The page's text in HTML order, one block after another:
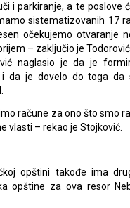
i parkiranje, a te poslove
sistematizovanih 17
očekujemo otvaranje
– zaključio je Todorović.
naglasio je da je
i da je dovelo do toga da
račune za ono što smo
vlasti – rekao je Stojković.
opštini takođe ima
opštine za ova resor